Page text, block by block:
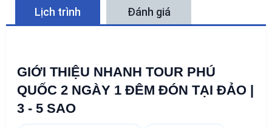
Lịch trình Đánh giá
GIỚI THIỆU NHANH TOUR PHÚ
QUỐC 2 NGÀY 1 ĐÊM ĐÓN TẠI ĐẢO |
3 - 5 SAO